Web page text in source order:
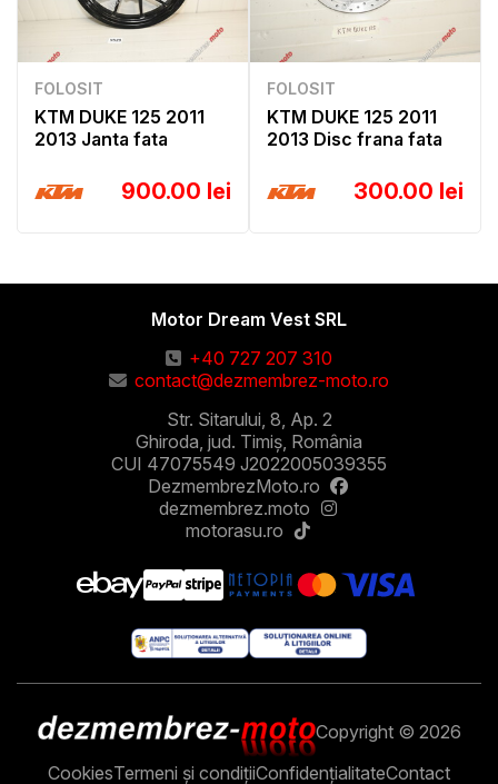
FOLOSIT
KTM DUKE 125 2011
2013 Janta fata
900.00 lei
FOLOSIT
KTM DUKE 125 2011
2013 Disc frana fata
300.00 lei
Motor Dream Vest SRL
+40 727 207 310
contact@dezmembrez-moto.ro
Str. Sitarului, 8, Ap. 2
Ghiroda, jud. Timiș, România
CUI 47075549 J2022005039355
DezmembrezMoto.ro
dezmembrez.moto
motorasu.ro
Copyright © 2026
CookiesTermeni și condițiiConfidențialitateContact